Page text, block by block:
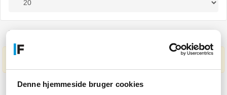
Denne hjemmeside bruger cookies
317 refurbished varer